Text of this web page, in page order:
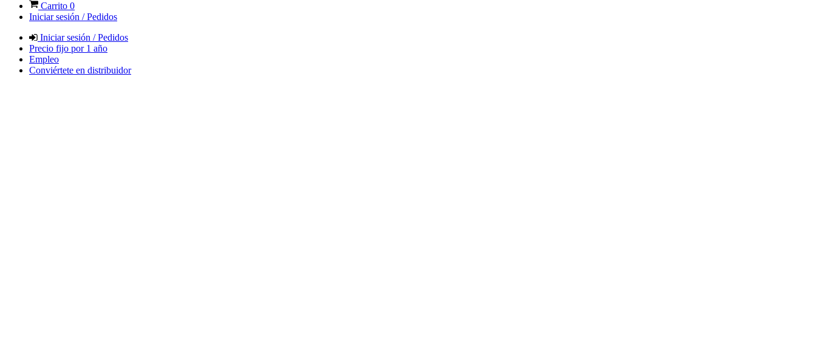
Carrito 0
Iniciar sesión / Pedidos
Iniciar sesión / Pedidos
Precio fijo por 1 año
Empleo
Conviértete en distribuidor